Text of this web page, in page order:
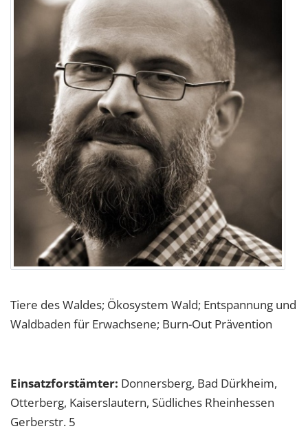
Tiere des Waldes; Ökosystem Wald; Entspannung und
Waldbaden für Erwachsene; Burn-Out Prävention
Einsatzforstämter: Donnersberg, Bad Dürkheim,
Otterberg, Kaiserslautern, Südliches Rheinhessen
Gerberstr. 5